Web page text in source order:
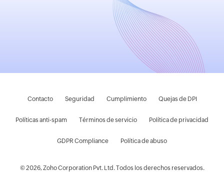
Contacto Seguridad Cumplimiento Quejas de DPI
Políticas anti-spam Términos de servicio Política de privacidad
GDPR Compliance Política de abuso
© 2026, Zoho Corporation Pvt. Ltd. Todos los derechos reservados.